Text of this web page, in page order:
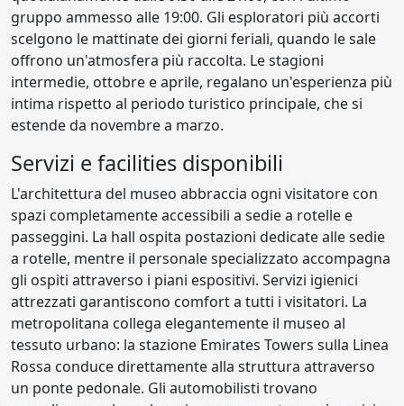
gruppo ammesso alle 19:00. Gli esploratori più accorti
scelgono le mattinate dei giorni feriali, quando le sale
offrono un'atmosfera più raccolta. Le stagioni
intermedie, ottobre e aprile, regalano un'esperienza più
intima rispetto al periodo turistico principale, che si
estende da novembre a marzo.
Servizi e facilities disponibili
L'architettura del museo abbraccia ogni visitatore con
spazi completamente accessibili a sedie a rotelle e
passeggini. La hall ospita postazioni dedicate alle sedie
a rotelle, mentre il personale specializzato accompagna
gli ospiti attraverso i piani espositivi. Servizi igienici
attrezzati garantiscono comfort a tutti i visitatori. La
metropolitana collega elegantemente il museo al
tessuto urbano: la stazione Emirates Towers sulla Linea
Rossa conduce direttamente alla struttura attraverso
un ponte pedonale. Gli automobilisti trovano